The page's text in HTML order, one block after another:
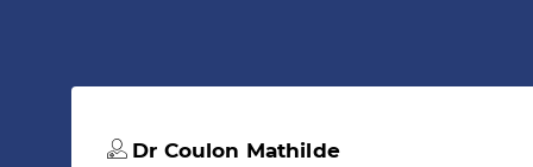
Dr Coulon Mathilde